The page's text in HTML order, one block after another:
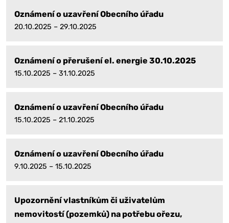
Oznámení o uzavření Obecního úřadu
20.10.2025 – 29.10.2025
Oznámení o přerušení el. energie 30.10.2025
15.10.2025 – 31.10.2025
Oznámení o uzavření Obecního úřadu
15.10.2025 – 21.10.2025
Oznámení o uzavření Obecního úřadu
9.10.2025 – 15.10.2025
Upozornění vlastníkům či uživatelům
nemovitostí (pozemků) na potřebu ořezu,